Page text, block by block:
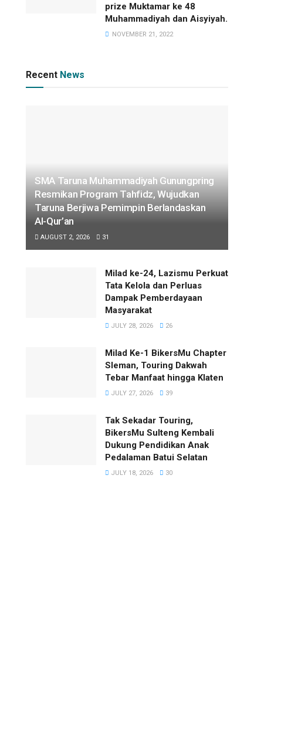
prize Muktamar ke 48
Muhammadiyah dan Aisyiyah.
NOVEMBER 21, 2022
Recent News
SMA Taruna Muhammadiyah Gunungpring
Resmikan Program Tahfidz, Wujudkan
Taruna Berjiwa Pemimpin Berlandaskan
Al-Qur’an
AUGUST 2, 2026 31
Milad ke-24, Lazismu Perkuat
Tata Kelola dan Perluas
Dampak Pemberdayaan
Masyarakat
JULY 28, 2026 26
Milad Ke-1 BikersMu Chapter
Sleman, Touring Dakwah
Tebar Manfaat hingga Klaten
JULY 27, 2026 39
Tak Sekadar Touring,
BikersMu Sulteng Kembali
Dukung Pendidikan Anak
Pedalaman Batui Selatan
JULY 18, 2026 30